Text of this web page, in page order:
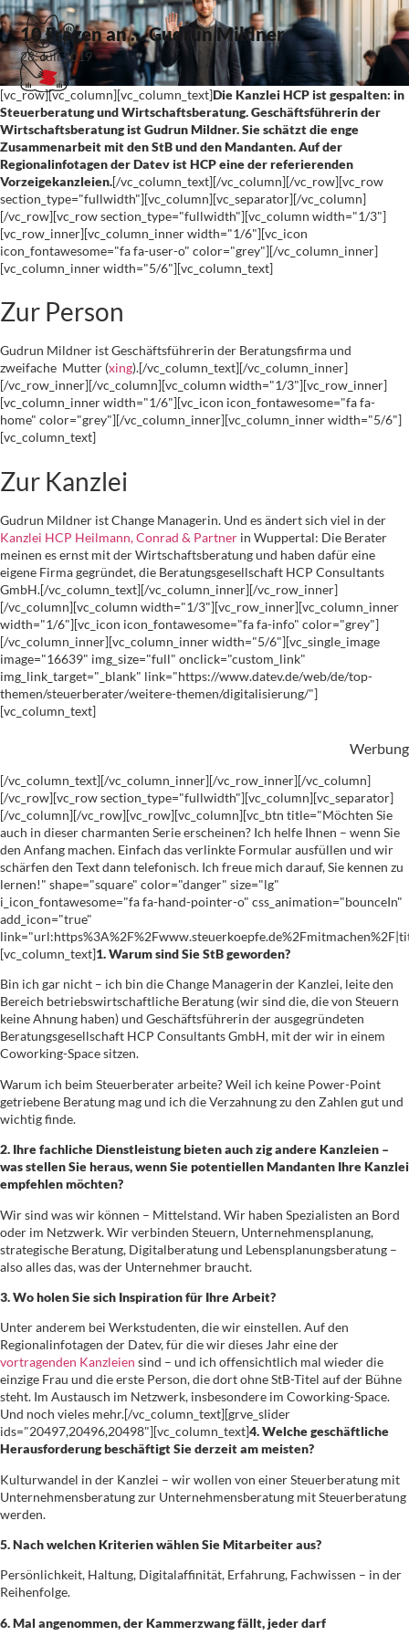
10 Fragen an … Gudrun Mildner
28. Juli 2019
[vc_row][vc_column][vc_column_text]Die Kanzlei HCP ist gespalten: in
Steuerberatung und Wirtschaftsberatung. Geschäftsführerin der
Wirtschaftsberatung ist Gudrun Mildner. Sie schätzt die enge
Zusammenarbeit mit den StB und den Mandanten. Auf der
Regionalinfotagen der Datev ist HCP eine der referierenden
Vorzeigekanzleien.[/vc_column_text][/vc_column][/vc_row][vc_row
section_type="fullwidth"][vc_column][vc_separator][/vc_column]
[/vc_row][vc_row section_type="fullwidth"][vc_column width="1/3"]
[vc_row_inner][vc_column_inner width="1/6"][vc_icon
icon_fontawesome="fa fa-user-o" color="grey"][/vc_column_inner]
[vc_column_inner width="5/6"][vc_column_text]
Zur Person
Gudrun Mildner ist Geschäftsführerin der Beratungsfirma und
zweifache Mutter (xing).[/vc_column_text][/vc_column_inner]
[/vc_row_inner][/vc_column][vc_column width="1/3"][vc_row_inner]
[vc_column_inner width="1/6"][vc_icon icon_fontawesome="fa fa-
home" color="grey"][/vc_column_inner][vc_column_inner width="5/6"]
[vc_column_text]
Zur Kanzlei
Gudrun Mildner ist Change Managerin. Und es ändert sich viel in der
Kanzlei HCP Heilmann, Conrad & Partner in Wuppertal: Die Berater
meinen es ernst mit der Wirtschaftsberatung und haben dafür eine
eigene Firma gegründet, die Beratungsgesellschaft HCP Consultants
GmbH.[/vc_column_text][/vc_column_inner][/vc_row_inner]
[/vc_column][vc_column width="1/3"][vc_row_inner][vc_column_inner
width="1/6"][vc_icon icon_fontawesome="fa fa-info" color="grey"]
[/vc_column_inner][vc_column_inner width="5/6"][vc_single_image
image="16639" img_size="full" onclick="custom_link"
img_link_target="_blank" link="https://www.datev.de/web/de/top-
themen/steuerberater/weitere-themen/digitalisierung/"]
[vc_column_text]
Werbung
[/vc_column_text][/vc_column_inner][/vc_row_inner][/vc_column]
[/vc_row][vc_row section_type="fullwidth"][vc_column][vc_separator]
[/vc_column][/vc_row][vc_row][vc_column][vc_btn title="Möchten Sie
auch in dieser charmanten Serie erscheinen? Ich helfe Ihnen – wenn Sie
den Anfang machen. Einfach das verlinkte Formular ausfüllen und wir
schärfen den Text dann telefonisch. Ich freue mich darauf, Sie kennen zu
lernen!" shape="square" color="danger" size="lg"
i_icon_fontawesome="fa fa-hand-pointer-o" css_animation="bounceIn"
add_icon="true"
[vc_column_text]1. Warum sind Sie StB geworden?
Bin ich gar nicht – ich bin die Change Managerin der Kanzlei, leite den
Bereich betriebswirtschaftliche Beratung (wir sind die, die von Steuern
keine Ahnung haben) und Geschäftsführerin der ausgegründeten
Beratungsgesellschaft HCP Consultants GmbH, mit der wir in einem
Coworking-Space sitzen.
Warum ich beim Steuerberater arbeite? Weil ich keine Power-Point
getriebene Beratung mag und ich die Verzahnung zu den Zahlen gut und
wichtig finde.
2. Ihre fachliche Dienstleistung bieten auch zig andere Kanzleien –
was stellen Sie heraus, wenn Sie potentiellen Mandanten Ihre Kanzlei
empfehlen möchten?
Wir sind was wir können – Mittelstand. Wir haben Spezialisten an Bord
oder im Netzwerk. Wir verbinden Steuern, Unternehmensplanung,
strategische Beratung, Digitalberatung und Lebensplanungsberatung –
also alles das, was der Unternehmer braucht.
3. Wo holen Sie sich Inspiration für Ihre Arbeit?
Unter anderem bei Werkstudenten, die wir einstellen. Auf den
Regionalinfotagen der Datev, für die wir dieses Jahr eine der
vortragenden Kanzleien sind – und ich offensichtlich mal wieder die
einzige Frau und die erste Person, die dort ohne StB-Titel auf der Bühne
steht. Im Austausch im Netzwerk, insbesondere im Coworking-Space.
Und noch vieles mehr.[/vc_column_text][grve_slider
ids="20497,20496,20498"][vc_column_text]4. Welche geschäftliche
Herausforderung beschäftigt Sie derzeit am meisten?
Kulturwandel in der Kanzlei – wir wollen von einer Steuerberatung mit
Unternehmensberatung zur Unternehmensberatung mit Steuerberatung
werden.
5. Nach welchen Kriterien wählen Sie Mitarbeiter aus?
Persönlichkeit, Haltung, Digitalaffinität, Erfahrung, Fachwissen – in der
Reihenfolge.
6. Mal angenommen, der Kammerzwang fällt, jeder darf